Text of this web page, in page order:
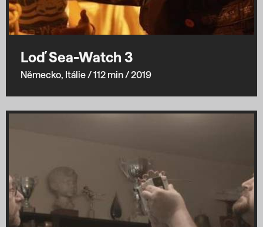
Loď Sea-Watch 3
Německo, Itálie/ 112 min/ 2019